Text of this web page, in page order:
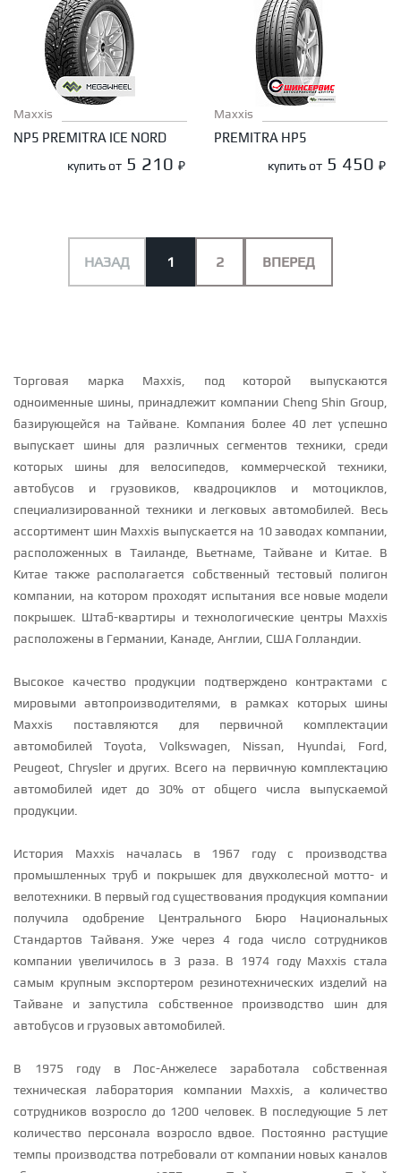
Maxxis
NP5 PREMITRA ICE NORD
купить от 5 210 ₽
Maxxis
PREMITRA HP5
купить от 5 450 ₽
НАЗАД 1 2 ВПЕРЕД
Торговая марка Maxxis, под которой выпускаются
одноименные шины, принадлежит компании Cheng Shin Group,
базирующейся на Тайване. Компания более 40 лет успешно
выпускает шины для различных сегментов техники, среди
которых шины для велосипедов, коммерческой техники,
автобусов и грузовиков, квадроциклов и мотоциклов,
специализированной техники и легковых автомобилей. Весь
ассортимент шин Maxxis выпускается на 10 заводах компании,
расположенных в Таиланде, Вьетнаме, Тайване и Китае. В
Китае также располагается собственный тестовый полигон
компании, на котором проходят испытания все новые модели
покрышек. Штаб-квартиры и технологические центры Maxxis
расположены в Германии, Канаде, Англии, США Голландии.
Высокое качество продукции подтверждено контрактами с
мировыми автопроизводителями, в рамках которых шины
Maxxis поставляются для первичной комплектации
автомобилей Toyota, Volkswagen, Nissan, Hyundai, Ford,
Peugeot, Chrysler и других. Всего на первичную комплектацию
автомобилей идет до 30% от общего числа выпускаемой
продукции.
История Maxxis началась в 1967 году с производства
промышленных труб и покрышек для двухколесной мотто- и
велотехники. В первый год существования продукция компании
получила одобрение Центрального Бюро Национальных
Стандартов Тайваня. Уже через 4 года число сотрудников
компании увеличилось в 3 раза. В 1974 году Maxxis стала
самым крупным экспортером резинотехнических изделий на
Тайване и запустила собственное производство шин для
автобусов и грузовых автомобилей.
В 1975 году в Лос-Анжелесе заработала собственная
техническая лаборатория компании Maxxis, а количество
сотрудников возросло до 1200 человек. В последующие 5 лет
количество персонала возросло вдвое. Постоянно растущие
темпы производства потребовали от компании новых каналов